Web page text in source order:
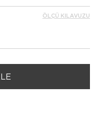
ÖLÇÜ KILAVUZU